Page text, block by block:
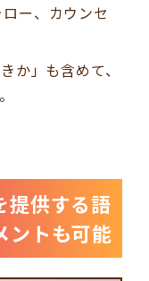
ー、カウンセ
か」も含めて、
提供する語
ントも可能